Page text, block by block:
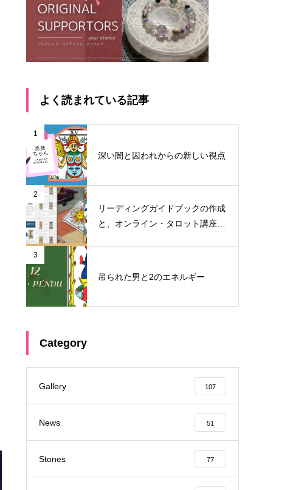
よく読まれている記事
1
深い闇と囚われからの新しい視点
2
リーディングガイドブックの作成
と、オンライン・タロット講座料
3
吊られた男と2のエネルギー
Category
Gallery 107
News 51
Stones 77